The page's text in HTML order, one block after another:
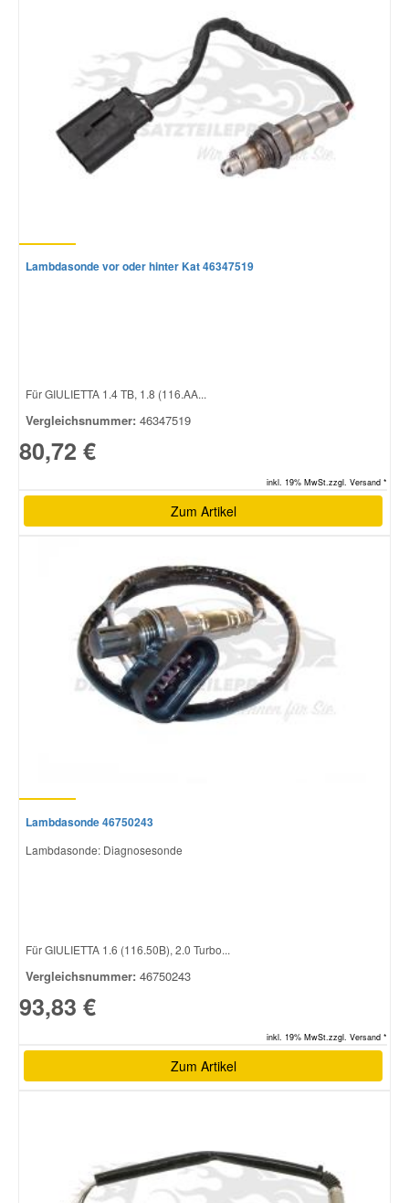
Lambdasonde vor oder hinter Kat 46347519
Für GIULIETTA 1.4 TB, 1.8 (116.AA...
Vergleichsnummer: 46347519
80,72 €
inkl. 19% MwSt.zzgl. Versand *
Zum Artikel
Lambdasonde 46750243
Lambdasonde: Diagnosesonde
Für GIULIETTA 1.6 (116.50B), 2.0 Turbo...
Vergleichsnummer: 46750243
93,83 €
inkl. 19% MwSt.zzgl. Versand *
Zum Artikel
Suzuki Ersatzteile
Toyota Ersatzteile
Vauxhall Ersatzteile